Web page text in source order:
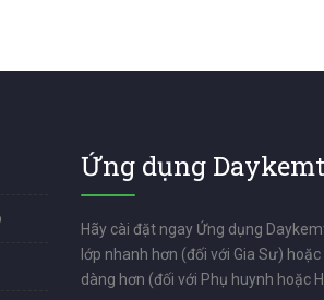
Ứng dụng
Hãy cài đặt ngay Ứng dụng
lớp nhanh hơn (đối với Gia Sư)
dàng hơn (đối với Phụ huynh hoặc